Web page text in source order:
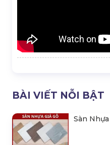
BÀI VIẾT NỖI BẬT
Sàn